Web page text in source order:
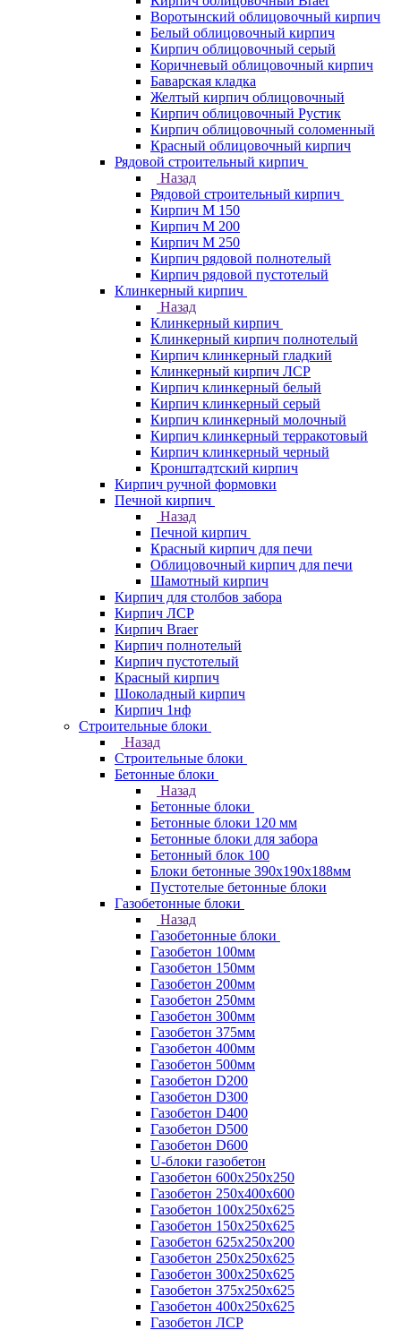
Воротынский облицовочный кирпич
Белый облицовочный кирпич
Кирпич облицовочный серый
Коричневый облицовочный кирпич
Баварская кладка
Желтый кирпич облицовочный
Кирпич облицовочный Рустик
Кирпич облицовочный соломенный
Красный облицовочный кирпич
Рядовой строительный кирпич
Назад
Рядовой строительный кирпич
Кирпич М 150
Кирпич М 200
Кирпич М 250
Кирпич рядовой полнотелый
Кирпич рядовой пустотелый
Клинкерный кирпич
Назад
Клинкерный кирпич
Клинкерный кирпич полнотелый
Кирпич клинкерный гладкий
Клинкерный кирпич ЛСР
Кирпич клинкерный белый
Кирпич клинкерный серый
Кирпич клинкерный молочный
Кирпич клинкерный терракотовый
Кирпич клинкерный черный
Кронштадтский кирпич
Кирпич ручной формовки
Печной кирпич
Назад
Печной кирпич
Красный кирпич для печи
Облицовочный кирпич для печи
Шамотный кирпич
Кирпич для столбов забора
Кирпич ЛСР
Кирпич Braer
Кирпич полнотелый
Кирпич пустотелый
Красный кирпич
Шоколадный кирпич
Кирпич 1нф
Строительные блоки
Назад
Строительные блоки
Бетонные блоки
Назад
Бетонные блоки
Бетонные блоки 120 мм
Бетонные блоки для забора
Бетонный блок 100
Блоки бетонные 390х190х188мм
Пустотелые бетонные блоки
Газобетонные блоки
Назад
Газобетонные блоки
Газобетон 100мм
Газобетон 150мм
Газобетон 200мм
Газобетон 250мм
Газобетон 300мм
Газобетон 375мм
Газобетон 400мм
Газобетон 500мм
Газобетон D200
Газобетон D300
Газобетон D400
Газобетон D500
Газобетон D600
U-блоки газобетон
Газобетон 600x250x250
Газобетон 250x400x600
Газобетон 100х250х625
Газобетон 150х250х625
Газобетон 625х250х200
Газобетон 250х250х625
Газобетон 300х250х625
Газобетон 375х250х625
Газобетон 400х250х625
Газобетон ЛСР